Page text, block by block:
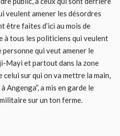
veulent amener les désordres
être faites d’ici au mois de
à tous les politiciens qui veulent
qui veut amener le
Mayi et partout dans la zone
sur qui on va mettre la main,
Angenga”, a mis en garde le
sur un ton ferme.